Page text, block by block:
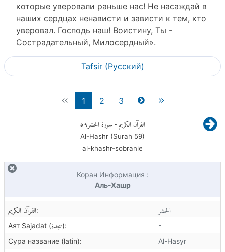
которые уверовали раньше нас! Не насаждай в
наших сердцах ненависти и зависти к тем, кто
уверовал. Господь наш! Воистину, Ты -
Сострадательный, Милосердный».
Tafsir (Pусский)
1 2 3
القرآن الكريم- سورة الحشر٥٩
Al-Hashr (Surah 59)
al-khashr-sobranie
Коран Информация :
Аль-Хашр
القرآن الكريم: الحشر
Аят Sajadat (سجدة):
-
Сура название (latin):
Al-Hasyr